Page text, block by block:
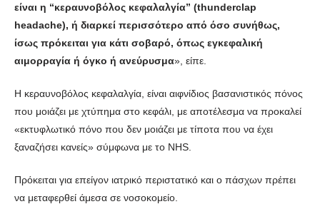
είναι η “κεραυνοβόλος κεφαλαλγία” (thunderclap
headache), ή διαρκεί περισσότερο από όσο συνήθως,
ίσως πρόκειται για κάτι σοβαρό, όπως εγκεφαλική
αιμορραγία ή όγκο ή ανεύρυσμα», είπε.
Η κεραυνοβόλος κεφαλαλγία, είναι αιφνίδιος βασανιστικός πόνος
που μοιάζει με χτύπημα στο κεφάλι, με αποτέλεσμα να προκαλεί
«εκτυφλωτικό πόνο που δεν μοιάζει με τίποτα που να έχει
ξαναζήσει κανείς» σύμφωνα με το NHS.
Πρόκειται για επείγον ιατρικό περιστατικό και ο πάσχων πρέπει
να μεταφερθεί άμεσα σε νοσοκομείο.